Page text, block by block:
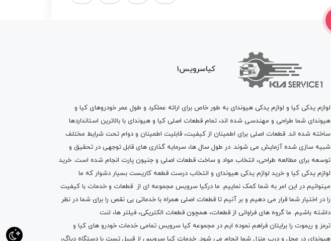
کیاسرویس1
لوازم یدکی کیا و لوازم یدکی هیوندای به طور خاص برای ارائه عملکرد و طول عمر خودروهای کیا و
هیوندای شما طراحی و مهندسی شده اند، تمام قطعات اصلی کیا و هیوندای با بالاترین استانداردها
ساخته شده اند. قطعات اصلی برای اطمینان از کیفیت، قابلیت اطمینان و دوام تحت شرایط مختلف
شبیه سازی شده آزمایش می شوند. در طول سال ها، سرمایه گذاری های قابل توجهی در تحقیق و
توسعه برای مطالعه طراحی، انتخاب مواد و ساخت قطعات اصلی و جنیون پارت انجام شده است. خرید
لوازم یدکی کیا و خرید لوازم یدکی هیوندای و انتخاب درست قطعه کاریست بسیار دشوار که ما
میتوانیم در این امر به شما کمک نماییم. ما درکیا سرویس مجموعه ای از قطعات و خدمات با کیفیت
را در اختیار شما قرار می دهیم و بر آنیم تا قطعات اصلی همراه با خدماتی بی نقص را برای شما در نظر
داشته باشیم. ما گروه های فراوانی از قطعات، همچون قطعات الکتریکی، فیلتر ها، لنت
ترمز و ریموت را برایتان فراهم نموده ایم در مجموعه کیا سرویس تمامی خدمات خودرو های کیا و
هیوندای در محل و درب منزل شما انجام می شود. خدمات کیا سرویس از قبیل تست با دستگاه دیاگ،